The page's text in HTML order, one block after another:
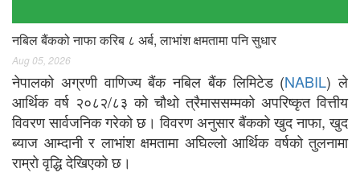
नबिल बैंकको नाफा करिब ८ अर्ब, लाभांश क्षमतामा पनि सुधार
Aug 05, 2026
नेपालको अग्रणी वाणिज्य बैंक नबिल बैंक लिमिटेड (NABIL) ले
आर्थिक वर्ष २०८२/८३ को चौथो त्रैमाससम्मको अपरिष्कृत वित्तीय
विवरण सार्वजनिक गरेको छ। विवरण अनुसार बैंकको खुद नाफा, खुद
ब्याज आम्दानी र लाभांश क्षमतामा अघिल्लो आर्थिक वर्षको तुलनामा
राम्रो वृद्धि देखिएको छ।